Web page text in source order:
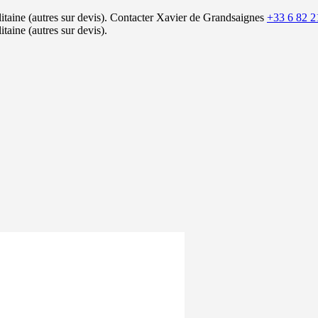
(autres sur devis). Contacter Xavier de Grandsaignes +33 6 82
(autres sur devis).